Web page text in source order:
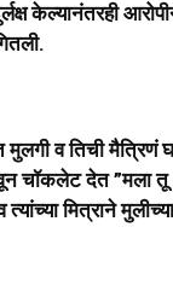
केल्यानंतरही
मुलगी व तिची मैत्रिणं
चॉकलेट देत ”मला
मित्राने